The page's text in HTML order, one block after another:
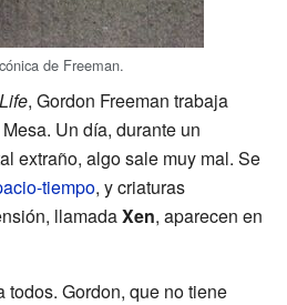
de Freeman.
, Gordon Freeman trabaja
Un día, durante un
extraño, algo sale muy mal. Se
tiempo, y criaturas
llamadaXen, aparecen en
todos. Gordon, que no tiene